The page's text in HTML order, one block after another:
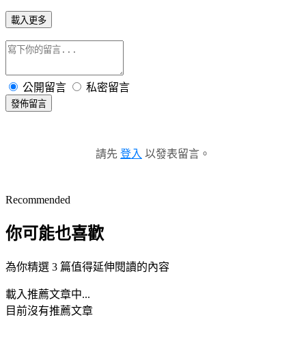
載入更多
公開留言 私密留言
發佈留言
請先 登入 以發表留言。
Recommended
你可能也喜歡
為你精選 3 篇值得延伸閱讀的內容
載入推薦文章中...
目前沒有推薦文章